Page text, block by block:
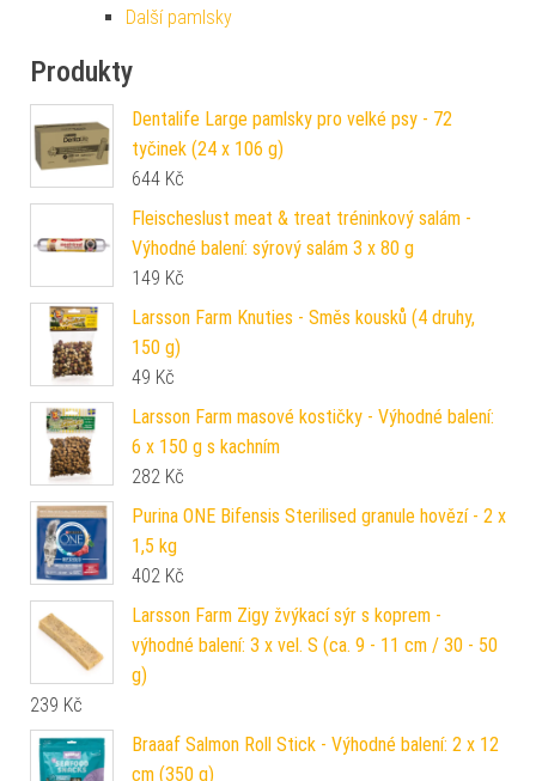
Další pamlsky
Produkty
Dentalife Large pamlsky pro velké psy - 72
tyčinek (24 x 106 g)
644 Kč
Fleischeslust meat & treat tréninkový salám -
Výhodné balení: sýrový salám 3 x 80 g
149 Kč
Larsson Farm Knuties - Směs kousků (4 druhy,
150 g)
49 Kč
Larsson Farm masové kostičky - Výhodné balení:
6 x 150 g s kachním
282 Kč
Purina ONE Bifensis Sterilised granule hovězí - 2 x
1,5 kg
402 Kč
Larsson Farm Zigy žvýkací sýr s koprem -
výhodné balení: 3 x vel. S (ca. 9 - 11 cm / 30 - 50
g)
239 Kč
Braaaf Salmon Roll Stick - Výhodné balení: 2 x 12
cm (350 g)